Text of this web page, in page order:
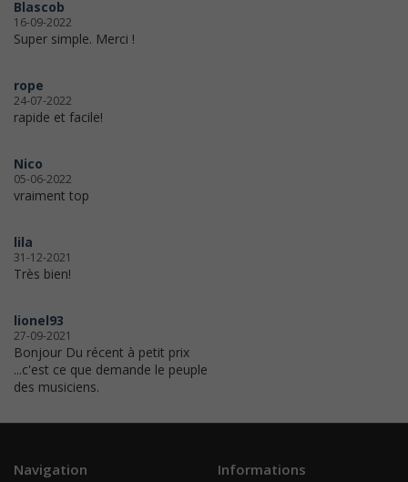
Blascob
16-09-2022
Super simple. Merci !
rope
24-07-2022
rapide et facile!
Nico
05-06-2022
vraiment top
lila
31-12-2021
Très bien!
lionel93
27-09-2021
Bonjour Du récent à petit prix
...c'est ce que demande le peuple
des musiciens.
Navigation Informations